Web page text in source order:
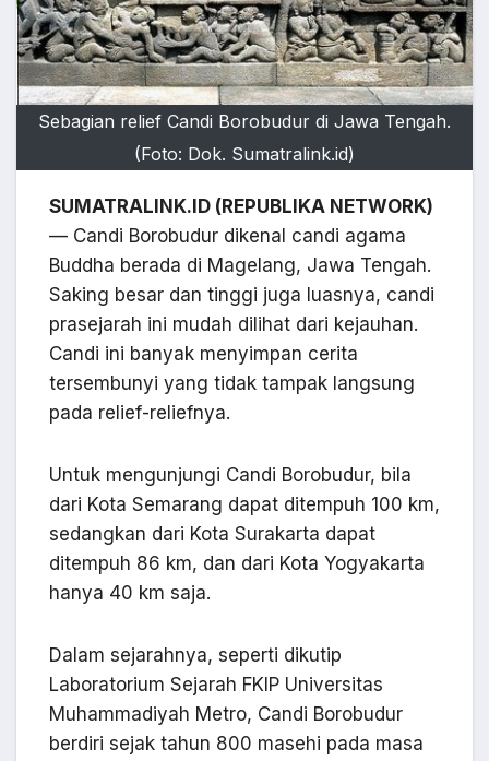
Sebagian relief Candi Borobudur di Jawa Tengah.
(Foto: Dok. Sumatralink.id)
SUMATRALINK.ID (REPUBLIKA NETWORK)
— Candi Borobudur dikenal candi agama
Buddha berada di Magelang, Jawa Tengah.
Saking besar dan tinggi juga luasnya, candi
prasejarah ini mudah dilihat dari kejauhan.
Candi ini banyak menyimpan cerita
tersembunyi yang tidak tampak langsung
pada relief-reliefnya.
Untuk mengunjungi Candi Borobudur, bila
dari Kota Semarang dapat ditempuh 100 km,
sedangkan dari Kota Surakarta dapat
ditempuh 86 km, dan dari Kota Yogyakarta
hanya 40 km saja.
Dalam sejarahnya, seperti dikutip
Laboratorium Sejarah FKIP Universitas
Muhammadiyah Metro, Candi Borobudur
berdiri sejak tahun 800 masehi pada masa